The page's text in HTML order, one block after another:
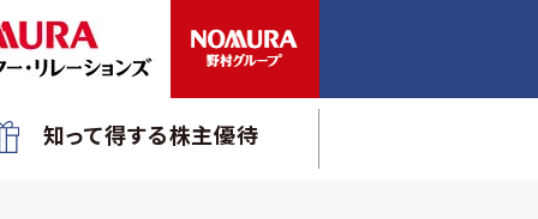
知って得する株主優待